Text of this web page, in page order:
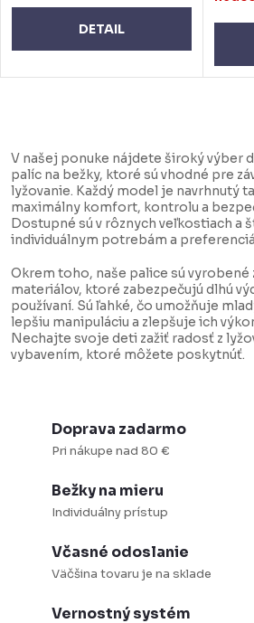
DETAIL
v
l
á
d
a
c
i
e
p
V našej ponuke nájdete široký výber
palíc na bežky, ktoré sú vhodné pre
lyžovanie. Každý model je navrhnutý
maximálny komfort, kontrolu a
Dostupné sú v rôznych veľkostiach a
individuálnym potrebám a
Okrem toho, naše palice sú vyrobené
materiálov, ktoré zabezpečujú dlhú
používaní. Sú ľahké, čo umožňuje
lepšiu manipuláciu a zlepšuje ich
Nechajte svoje deti zažiť radosť z
vybavením, ktoré môžete poskytnúť.
Doprava zadarmo
Pri nákupe nad 80 €
Bežky na mieru
Individuálny prístup
Včasné odoslanie
Väčšina tovaru je na sklade
Vernostný systém